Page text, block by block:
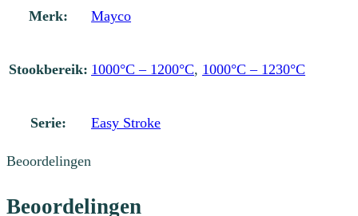
Merk: Mayco
Stookbereik: 1000°C – 1200°C, 1000°C – 1230°C
Serie: Easy Stroke
Beoordelingen
Beoordelingen